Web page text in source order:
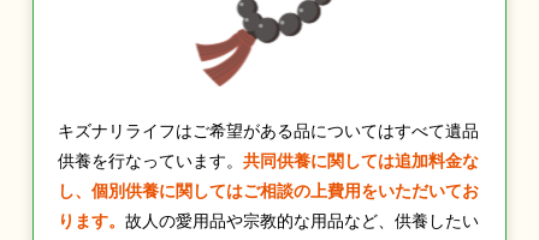
キズナリライフはご希望がある品についてはすべて遺品
供養を行なっています。 共同供養に関しては追加料金な
し、個別供養に関してはご相談の上費用をいただいてお
ります。 故人の愛用品や宗教的な用品など、供養したい